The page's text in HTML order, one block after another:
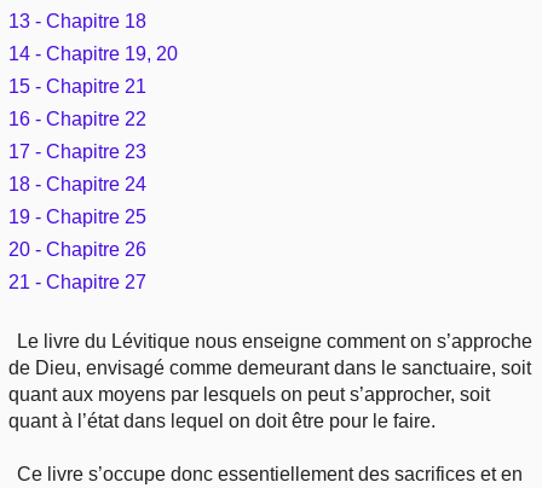
Sanctification
Vie pratique
Mariage, famille
Sujets de A à Z
Études et commentaires par passage
13 - Chapitre 18
14 - Chapitre 19, 20
15 - Chapitre 21
16 - Chapitre 22
17 - Chapitre 23
18 - Chapitre 24
19 - Chapitre 25
20 - Chapitre 26
21 - Chapitre 27
Le livre du Lévitique nous enseigne comment on s’approche
de Dieu, envisagé comme demeurant dans le sanctuaire, soit
quant aux moyens par lesquels on peut s’approcher, soit
quant à l’état dans lequel on doit être pour le faire.
Ce livre s’occupe donc essentiellement des sacrifices et en